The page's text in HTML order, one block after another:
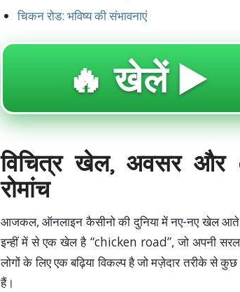
चिकन रोड: भविष्य की संभावनाएं
🔥 खेलें ▶️
विचित्र खेल, अवसर
रोमांच
आजकल, ऑनलाइन कैसीनो की दुनिया में नए-नए खेल
इन्हीं में से एक खेल है “chicken road”, जो अपनी
लोगों के लिए एक बढ़िया विकल्प है जो मज़ेदार तरीके से
हैं।